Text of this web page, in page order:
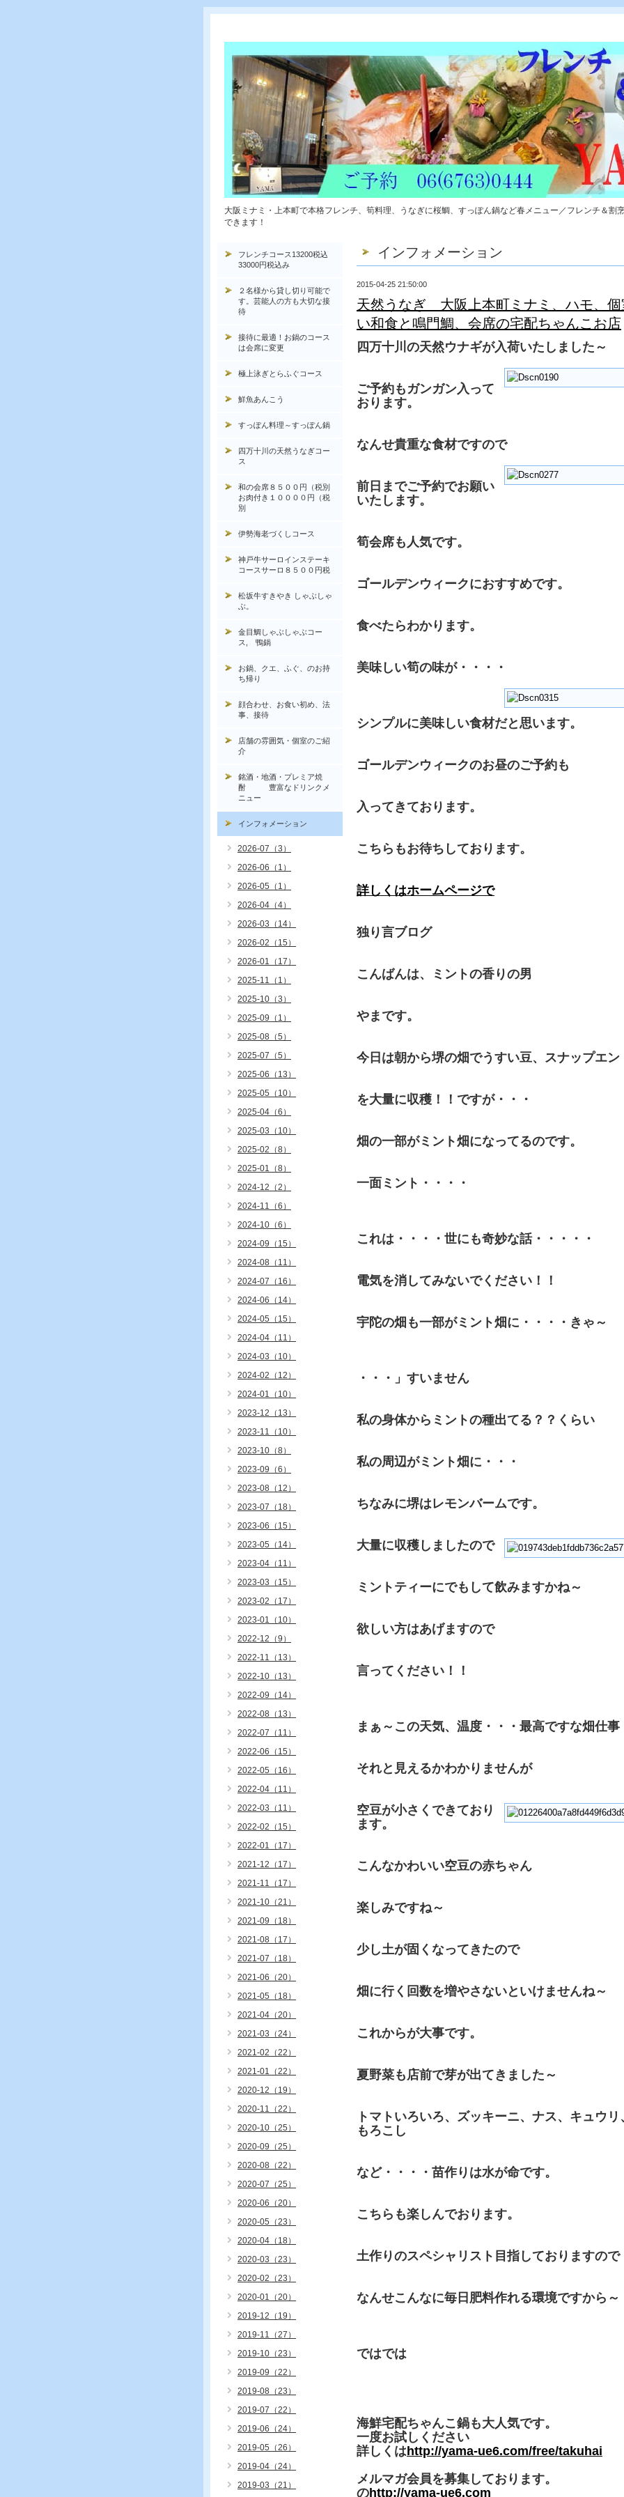
大阪ミナミ・上本町で本格フレンチ、筍料理、うなぎに桜鯛、すっぽん鍋など春メニュー／フレンチ＆割
できます！
インフォメーション
2015-04-25 21:50:00
天然うなぎ 大阪上本町ミナミ、ハモ、個
い和食と鳴門鯛、会席の宅配ちゃんこお店
四万十川の天然ウナギが入荷いたしました～
ご予約もガンガン入って
おります。
なんせ貴重な食材ですので
前日までご予約でお願い
いたします。
筍会席も人気です。
ゴールデンウィークにおすすめです。
食べたらわかります。
美味しい筍の味が・・・・
シンプルに美味しい食材だと思います。
ゴールデンウィークのお昼のご予約も
入ってきております。
こちらもお待ちしております。
詳しくはホームページで
独り言ブログ
こんばんは、ミントの香りの男
やまです。
今日は朝から堺の畑でうすい豆、スナップエン
を大量に収穫！！ですが・・・
畑の一部がミント畑になってるのです。
一面ミント・・・・
これは・・・・世にも奇妙な話・・・・・
電気を消してみないでください！！
宇陀の畑も一部がミント畑に・・・・きゃ～
・・・」すいません
私の身体からミントの種出てる？？くらい
私の周辺がミント畑に・・・
ちなみに堺はレモンバームです。
大量に収穫しましたので
ミントティーにでもして飲みますかね～
欲しい方はあげますので
言ってください！！
まぁ～この天気、温度・・・最高ですな畑仕事
それと見えるかわかりませんが
空豆が小さくできており
ます。
こんなかわいい空豆の赤ちゃん
楽しみですね～
少し土が固くなってきたので
畑に行く回数を増やさないといけませんね～
これからが大事です。
夏野菜も店前で芽が出てきました～
トマトいろいろ、ズッキーニ、ナス、キュウ
もろこし
など・・・・苗作りは水が命です。
こちらも楽しんでおります。
土作りのスペシャリスト目指しておりますので
なんせこんなに毎日肥料作れる環境ですから～
ではでは
海鮮宅配ちゃんこ鍋も大人気です。
一度お試しください
詳しくはhttp://yama-ue6.com/free/takuhai
メルマガ会員を募集しております。
のhttp://yama-ue6.com
フレンチコース13200税込
33000円税込み
２名様から貸し切り可能で
す。芸能人の方も大切な接
待
接待に最適！お鍋のコース
は会席に変更
極上泳ぎとらふぐコース
鮮魚あんこう
すっぽん料理～すっぽん鍋
四万十川の天然うなぎコー
ス
和の会席８５００円（税別
お肉付き１００００円（税
別
伊勢海老づくしコース
神戸牛サーロインステーキ
コースサーロ８５００円税
松坂牛すきやき しゃぶしゃ
ぶ。
金目鯛しゃぶしゃぶコー
ス, 鴨鍋
お鍋、クエ、ふぐ、のお持
ち帰り
顔合わせ、お食い初め、法
事、接待
店舗の雰囲気・個室のご紹
介
銘酒・地酒・プレミア焼
酎 豊富なドリンクメ
ニュー
インフォメーション
2026-07（3）
2026-06（1）
2026-05（1）
2026-04（4）
2026-03（14）
2026-02（15）
2026-01（17）
2025-11（1）
2025-10（3）
2025-09（1）
2025-08（5）
2025-07（5）
2025-06（13）
2025-05（10）
2025-04（6）
2025-03（10）
2025-02（8）
2025-01（8）
2024-12（2）
2024-11（6）
2024-10（6）
2024-09（15）
2024-08（11）
2024-07（16）
2024-06（14）
2024-05（15）
2024-04（11）
2024-03（10）
2024-02（12）
2024-01（10）
2023-12（13）
2023-11（10）
2023-10（8）
2023-09（6）
2023-08（12）
2023-07（18）
2023-06（15）
2023-05（14）
2023-04（11）
2023-03（15）
2023-02（17）
2023-01（10）
2022-12（9）
2022-11（13）
2022-10（13）
2022-09（14）
2022-08（13）
2022-07（11）
2022-06（15）
2022-05（16）
2022-04（11）
2022-03（11）
2022-02（15）
2022-01（17）
2021-12（17）
2021-11（17）
2021-10（21）
2021-09（18）
2021-08（17）
2021-07（18）
2021-06（20）
2021-05（18）
2021-04（20）
2021-03（24）
2021-02（22）
2021-01（22）
2020-12（19）
2020-11（22）
2020-10（25）
2020-09（25）
2020-08（22）
2020-07（25）
2020-06（20）
2020-05（23）
2020-04（18）
2020-03（23）
2020-02（23）
2020-01（20）
2019-12（19）
2019-11（27）
2019-10（23）
2019-09（22）
2019-08（23）
2019-07（22）
2019-06（24）
2019-05（26）
2019-04（24）
2019-03（21）